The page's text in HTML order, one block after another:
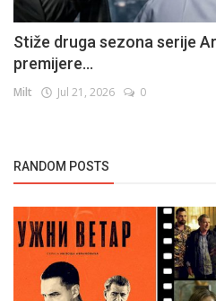
Stiže druga sezona serije
premijere...
Milt Jul 21, 2026 0
RANDOM POSTS